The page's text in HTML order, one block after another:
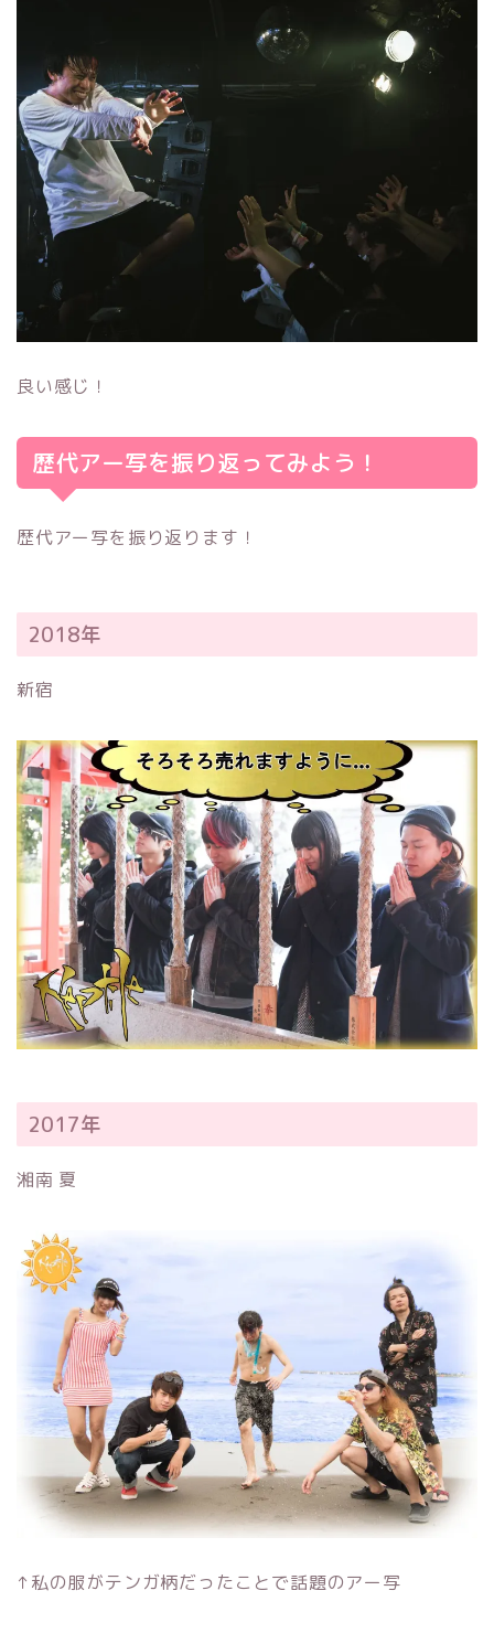
良い感じ！
歴代アー写を振り返ってみよう！
歴代アー写を振り返ります！
2018年
新宿
2017年
湘南 夏
↑私の服がテンガ柄だったことで話題のアー写